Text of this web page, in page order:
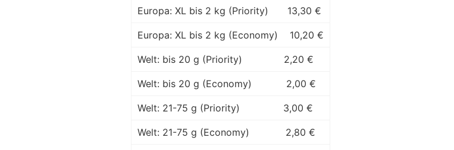
Europa: XL bis 2 kg (Priority) 13,30 €
Europa: XL bis 2 kg (Economy) 10,20 €
Welt: bis 20 g (Priority) 2,20 €
Welt: bis 20 g (Economy) 2,00 €
Welt: 21-75 g (Priority) 3,00 €
Welt: 21-75 g (Economy) 2,80 €